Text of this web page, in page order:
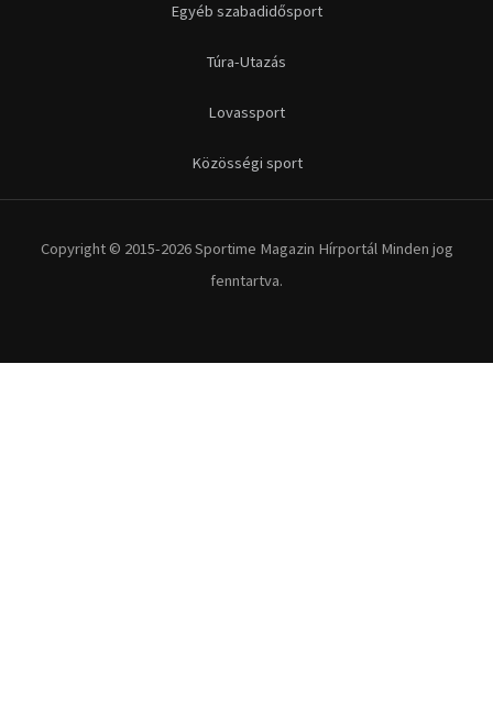
Egyéb szabadidősport
Túra-Utazás
Lovassport
Közösségi sport
Copyright © 2015-2026 Sportime Magazin Hírportál Minden jog
fenntartva.